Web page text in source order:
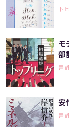
ト
モ
部
書
安
書